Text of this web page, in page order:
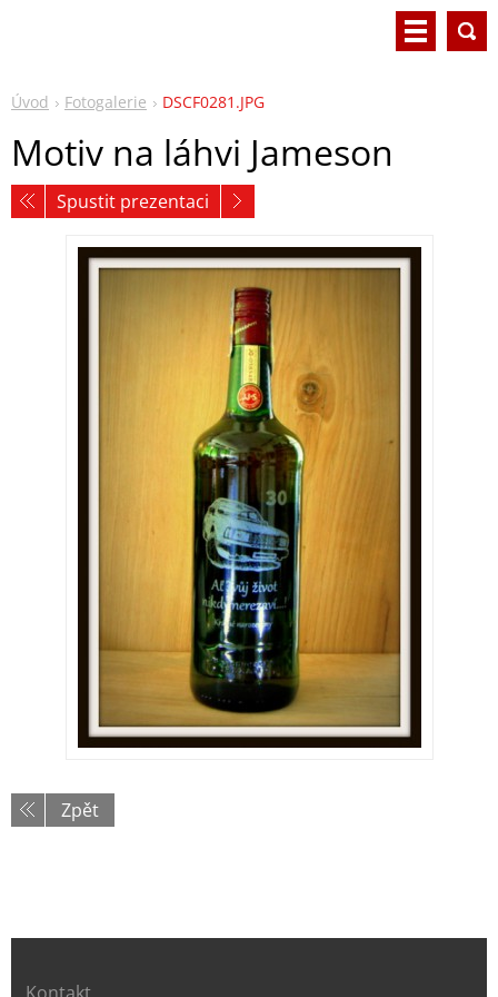
Úvod Fotogalerie DSCF0281.JPG
Motiv na láhvi Jameson
Spustit prezentaci
Zpět